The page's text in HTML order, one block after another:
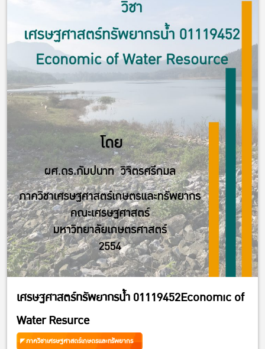
เศรษฐศาสตร์ทรัพยากรน้ำ 01119452Economic of
Water Resurce
ภาควิชาเศรษฐศาสตร์เกษตรและทรัพยากร